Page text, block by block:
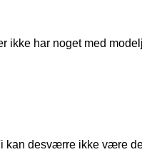
ikke har noget med
kan desværre ikke være